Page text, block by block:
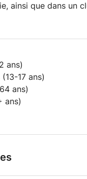
ainsi que dans un
ans)
17 ans)
ans)
ans)